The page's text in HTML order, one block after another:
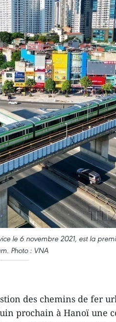
le 6 novembre 2021, est la
Photo : VNA
des chemins de fer
prochain à Hanoï une